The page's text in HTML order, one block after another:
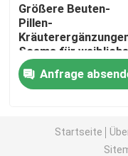
Brust-
Pflanzliche
Weibliche
Größere Beuten-
Pillen-
Soems für
Hormonhaushalt
Anfrage
Startseite